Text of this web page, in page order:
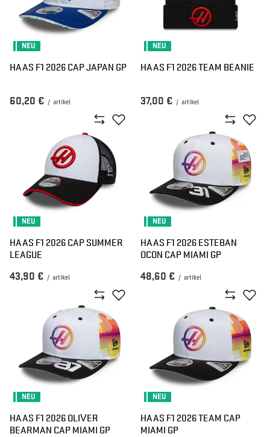
NEU
HAAS F1 2026 CAP JAPAN GP
60,20 € / artikel
NEU
HAAS F1 2026 TEAM BEANIE
37,00 € / artikel
NEU
HAAS F1 2026 CAP SUMMER
LEAGUE
43,90 € / artikel
NEU
HAAS F1 2026 ESTEBAN
OCON CAP MIAMI GP
48,60 € / artikel
NEU
HAAS F1 2026 OLIVER
BEARMAN CAP MIAMI GP
NEU
HAAS F1 2026 TEAM CAP
MIAMI GP